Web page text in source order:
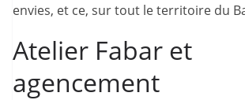
envies, et ce, sur tout le territoire du
Atelier Fabar et
agencement